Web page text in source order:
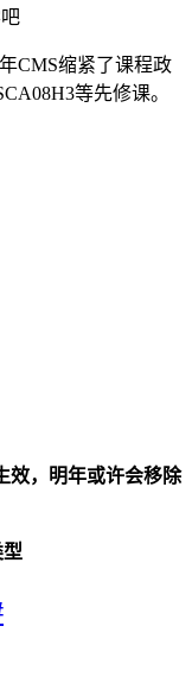
CMS缩紧了课程政
等先修课。
效，明年或许会移除